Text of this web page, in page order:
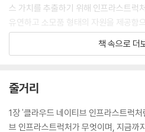
[8장] 애플리케이션 보호
코드로서 정책
적합성 테스트
활동 테스트
불변 인프라스트럭처
정리
스 가치를 추출하기 위해 인프라스트럭
유연하고 소모품 형태의 자원을 제공함
서를 비즈니스 필수 유틸리티로 전환해
에 재정적 가치를 제공하는 경우는 드물
비즈니스 스택에 필수적이고 흥미로운
무시할 수 있을까? 인프라스트럭처가
책 속으로 더
줄거리
1장 '클라우드 네이티브 인프라스트럭
브 인프라스트럭처가 무엇이며, 지금까